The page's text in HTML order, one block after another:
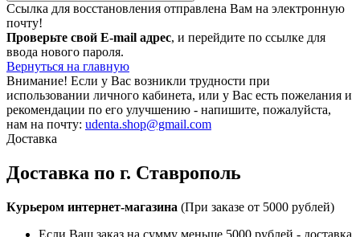
Ссылка для восстановления отправлена Вам на электронную
почту!
Проверьте свой E-mail адрес, и перейдите по ссылке для
ввода нового пароля.
Вернуться на главную
Внимание! Если у Вас возникли трудности при
использовании личного кабинета, или у Вас есть пожелания и
рекомендации по его улучшению - напишите, пожалуйста,
нам на почту: udenta.shop@gmail.com
Доставка
Доставка по г. Ставрополь
Курьером интернет-магазина (При заказе от 5000 рублей)
Если Ваш заказ на сумму меньше 5000 рублей - доставка